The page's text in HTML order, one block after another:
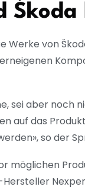
Werke von
sei aber noch
auf das
so der
möglichen